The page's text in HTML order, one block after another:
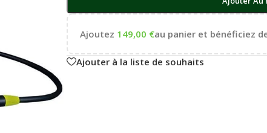
Ajoutez 149,00 €au panier et bénéficiez
Ajouter à la liste de souhaits